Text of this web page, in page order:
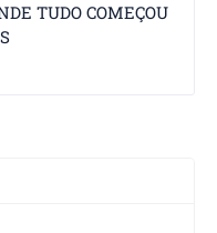
TUDO COMEÇOU